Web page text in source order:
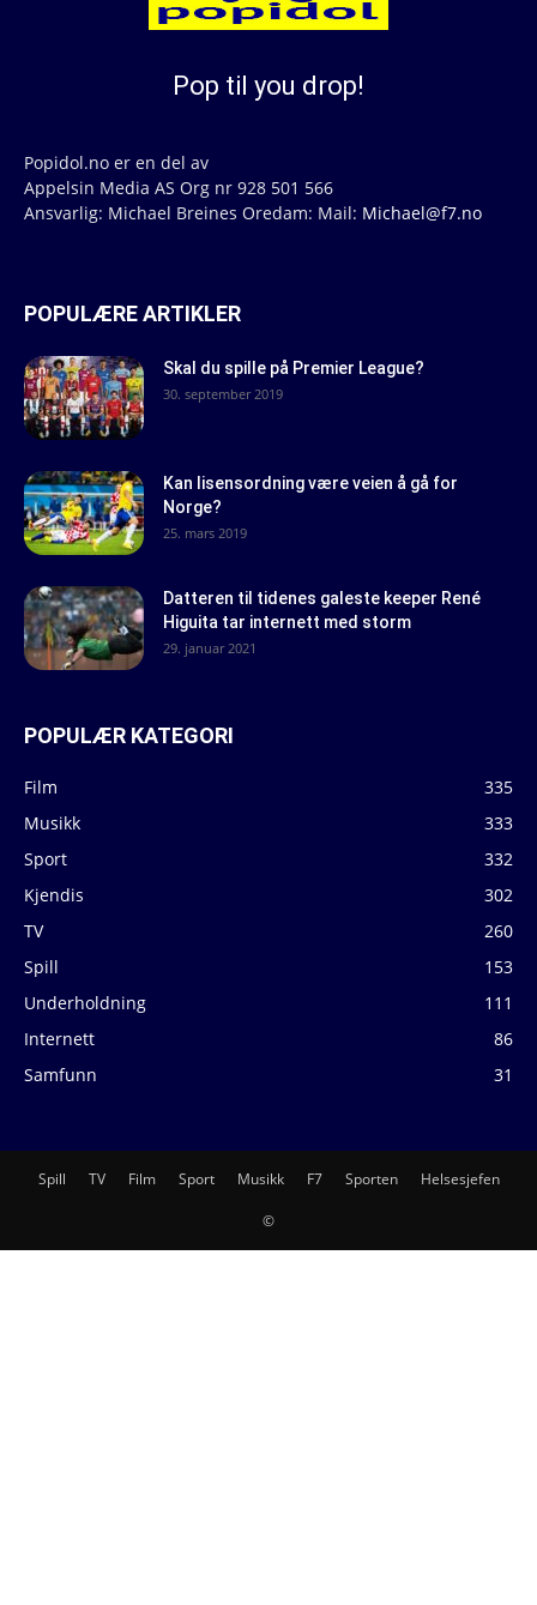
Pop til you drop!
Popidol.no er en del av
Appelsin Media AS Org nr 928 501 566
Ansvarlig: Michael Breines Oredam: Mail: Michael@f7.no
POPULÆRE ARTIKLER
Skal du spille på Premier League?
30. september 2019
Kan lisensordning være veien å gå for
Norge?
25. mars 2019
Datteren til tidenes galeste keeper René
Higuita tar internett med storm
29. januar 2021
POPULÆR KATEGORI
Film
335
Musikk
333
Sport
332
Kjendis
302
TV
260
Spill
153
Underholdning
111
Internett
86
Samfunn
31
Spill TV Film Sport Musikk F7 Sporten Helsesjefen
©